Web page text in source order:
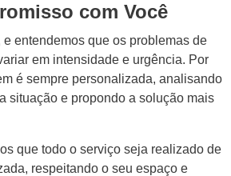
com Você
entendemos que os problemas de
em intensidade e urgência. Por
é sempre personalizada, analisando
situação e propondo a solução mais
que todo o serviço seja realizado de
respeitando o seu espaço e